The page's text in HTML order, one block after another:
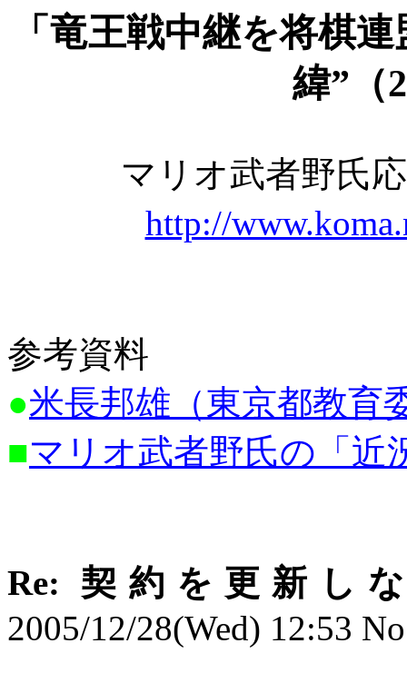
「竜王戦中継を将棋
緯”（
マリオ武者野氏
http://
参考資料
●米長邦雄（東京都教育
■マリオ武者野氏の「近
Re: 契約を更新し
2005/12/28(Wed) 12:53